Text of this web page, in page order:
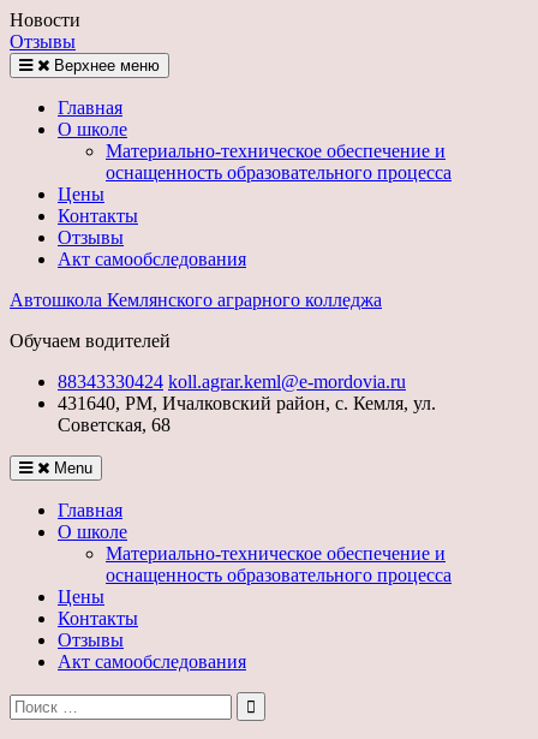
Перейти
к
контенту
Новости
Отзывы
Верхнее меню
Главная
О школе
Материально-техническое обеспечение и
оснащенность образовательного процесса
Цены
Контакты
Отзывы
Акт самообследования
Автошкола Кемлянского аграрного колледжа
Обучаем водителей
88343330424 koll.agrar.keml@e-mordovia.ru
431640, РМ, Ичалковский район, с. Кемля, ул.
Советская, 68
Menu
Главная
О школе
Материально-техническое обеспечение и
оснащенность образовательного процесса
Цены
Контакты
Отзывы
Акт самообследования
Поиск: